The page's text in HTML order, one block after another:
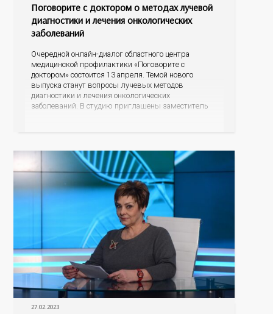
Поговорите с доктором о методах лучевой
диагностики и лечения онкологических
заболеваний
Очередной онлайн-диалог областного центра
медицинской профилактики «Поговорите с
доктором» состоится 13 апреля. Темой нового
выпуска станут вопросы лучевых методов
диагностики и лечения онкологических
заболеваний. В студию приглашены заместитель
опухоли можно обнаружить с помощью
современных маммографов и компьютерных
27.02.2023